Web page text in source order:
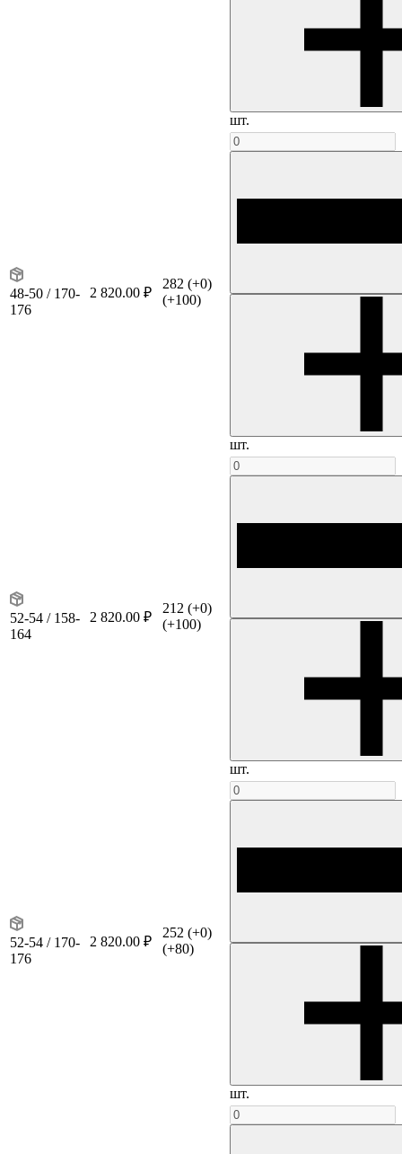
шт.
48-50 / 170-
176
2 820.00 ₽
282 (+0)
(+100)
шт.
52-54 / 158-
164
2 820.00 ₽
212 (+0)
(+100)
шт.
52-54 / 170-
176
2 820.00 ₽
252 (+0)
(+80)
шт.